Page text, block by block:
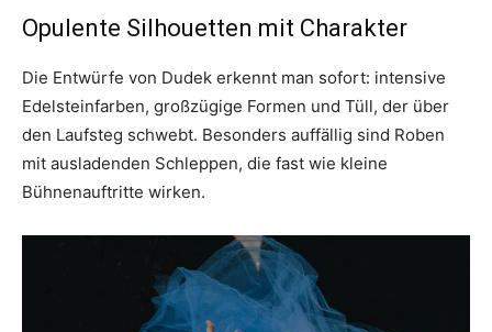
Opulente Silhouetten mit Charakter
Die Entwürfe von Dudek erkennt man sofort: intensive
Edelsteinfarben, großzügige Formen und Tüll, der über
den Laufsteg schwebt. Besonders auffällig sind Roben
mit ausladenden Schleppen, die fast wie kleine
Bühnenauftritte wirken.